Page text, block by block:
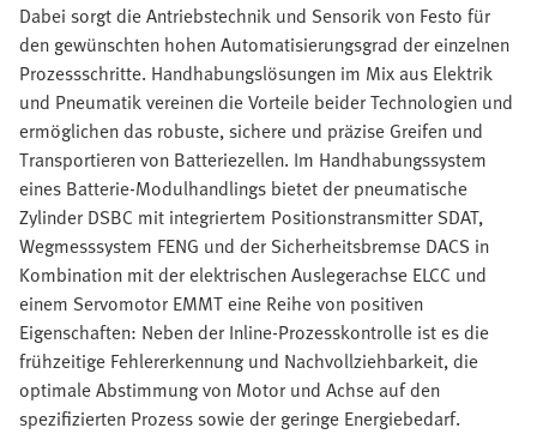
Dabei sorgt die Antriebstechnik und Sensorik von Festo für
den gewünschten hohen Automatisierungsgrad der einzelnen
Prozessschritte. Handhabungslösungen im Mix aus Elektrik
und Pneumatik vereinen die Vorteile beider Technologien und
ermöglichen das robuste, sichere und präzise Greifen und
Transportieren von Batteriezellen. Im Handhabungssystem
eines Batterie-Modulhandlings bietet der pneumatische
Zylinder DSBC mit integriertem Positionstransmitter SDAT,
Wegmesssystem FENG und der Sicherheitsbremse DACS in
Kombination mit der elektrischen Auslegerachse ELCC und
einem Servomotor EMMT eine Reihe von positiven
Eigenschaften: Neben der Inline-Prozesskontrolle ist es die
frühzeitige Fehlererkennung und Nachvollziehbarkeit, die
optimale Abstimmung von Motor und Achse auf den
spezifizierten Prozess sowie der geringe Energiebedarf.